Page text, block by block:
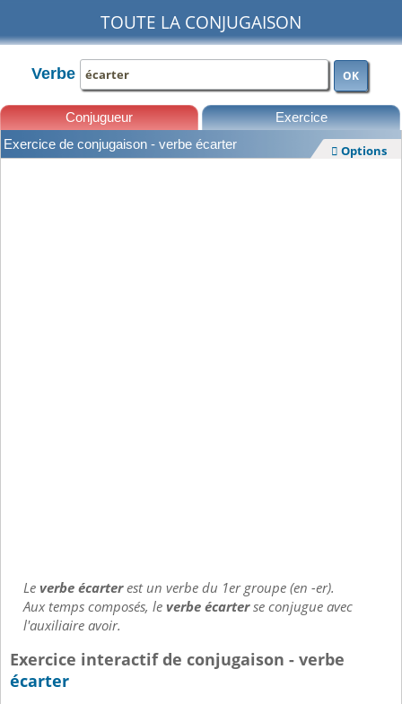
TOUTE LA CONJUGAISON
Verbe OK
Conjugueur Exercice
Exercice de conjugaison - verbe écarter  Options
Leverbe écarterest un verbe du 1er groupe (en -er).
Aux temps composés, leverbe écarterse conjugue avec
l'auxiliaire avoir.
Exercice interactif de conjugaison - verbe
écarter